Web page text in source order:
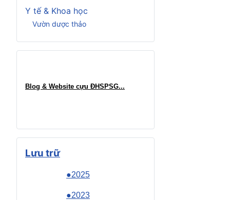
Y tế & Khoa học
Vườn dược thảo
Blog & Website cựu ĐHSPSG...
Lưu trữ
●2025
●2023